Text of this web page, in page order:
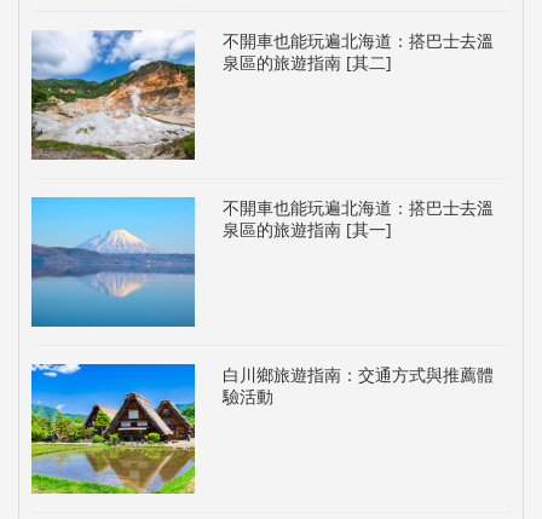
不開車也能玩遍北海道：搭巴士去溫
泉區的旅遊指南 [其二]
不開車也能玩遍北海道：搭巴士去溫
泉區的旅遊指南 [其一]
白川鄉旅遊指南：交通方式與推薦體
驗活動